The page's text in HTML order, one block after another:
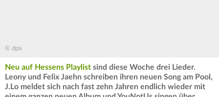
© dpa
Neu auf Hessens Playlist sind diese Woche drei Lieder.
Leony und Felix Jaehn schreiben ihren neuen Song am Pool,
J.Lo meldet sich nach fast zehn Jahren endlich wieder mit